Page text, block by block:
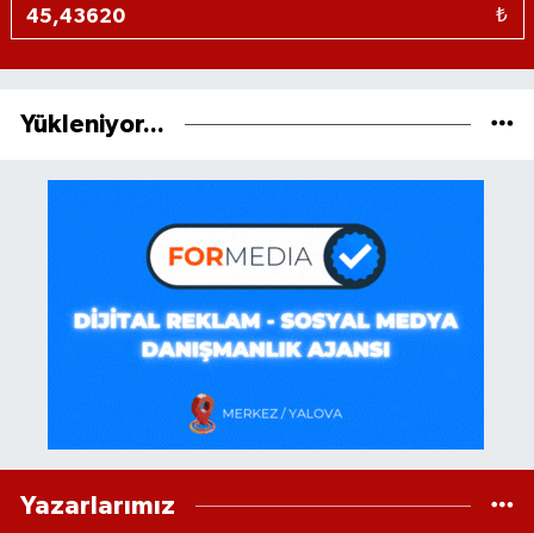
₺
Yükleniyor...
Yazarlarımız